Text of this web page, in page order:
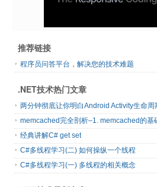
推荐链接
程序员问答平台，解决您的技术难题
.NET技术热门文章
两分钟彻底让你明白Android Activity生命周
memcached完全剖析–1. memcached的基
经典讲解C# get set
C#多线程学习(二) 如何操纵一个线程
C#多线程学习(一) 多线程的相关概念